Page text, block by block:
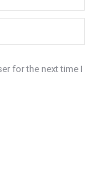
for the next time I